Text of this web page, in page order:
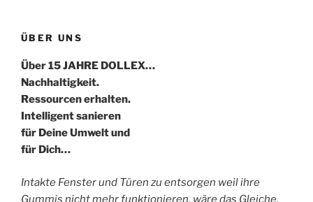
ÜBER UNS
Über 15 JAHRE DOLLEX…
Nachhaltigkeit.
Ressourcen erhalten.
Intelligent sanieren
für Deine Umwelt und
für Dich…
Intakte Fenster und Türen zu entsorgen weil ihre
Gummis nicht mehr funktionieren, wäre das Gleiche,